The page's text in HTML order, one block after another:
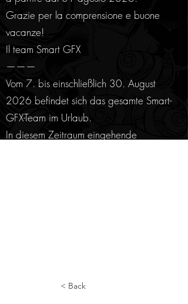
Grazie per la comprensione e buone
vacanze!
Il team Smart GFX
———
Vom 7. bis einschließlich 30. August
2026 befindet sich das gesamte Smart-
GFX-Team im Urlaub.
In diesem Zeitraum eingehende
< Back